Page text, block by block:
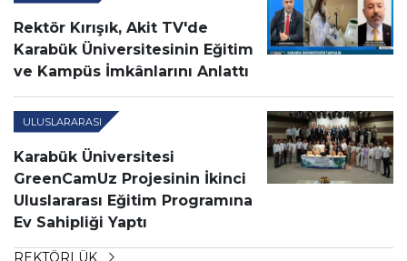
Rektör Kırışık, Akit TV'de
Karabük Üniversitesinin Eğitim
ve Kampüs İmkânlarını Anlattı
ULUSLARARASI
Karabük Üniversitesi
GreenCamUz Projesinin İkinci
Uluslararası Eğitim Programına
Ev Sahipliği Yaptı
REKTÖRLÜK